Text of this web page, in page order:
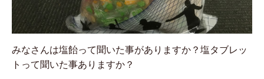
みなさんは塩飴って聞いた事がありますか？塩タブレッ
トって聞いた事ありますか？